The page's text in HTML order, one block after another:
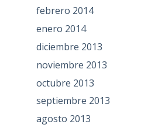
febrero 2014
enero 2014
diciembre 2013
noviembre 2013
octubre 2013
septiembre 2013
agosto 2013